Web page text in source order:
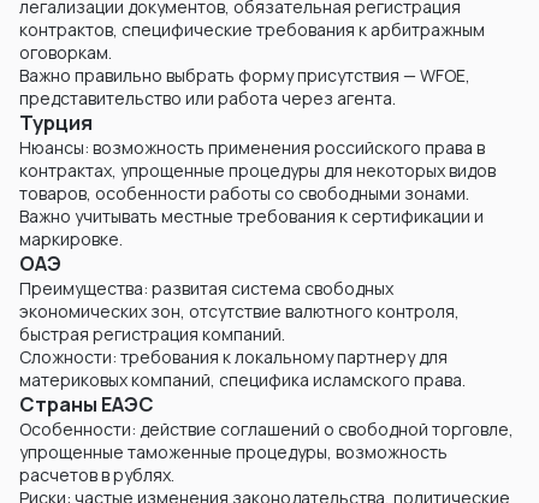
легализации документов, обязательная регистрация
контрактов, специфические требования к арбитражным
оговоркам.
Важно правильно выбрать форму присутствия — WFOE,
представительство или работа через агента.
Турция
Нюансы: возможность применения российского права в
контрактах, упрощенные процедуры для некоторых видов
товаров, особенности работы со свободными зонами.
Важно учитывать местные требования к сертификации и
маркировке.
ОАЭ
Преимущества: развитая система свободных
экономических зон, отсутствие валютного контроля,
быстрая регистрация компаний.
Сложности: требования к локальному партнеру для
материковых компаний, специфика исламского права.
Страны ЕАЭС
Особенности: действие соглашений о свободной торговле,
упрощенные таможенные процедуры, возможность
расчетов в рублях.
Риски: частые изменения законодательства, политические